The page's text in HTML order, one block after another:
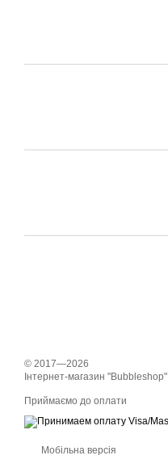
© 2017—2026
Інтернет-магазин "Bubbleshop"
Приймаємо до оплати
Мобільна версія